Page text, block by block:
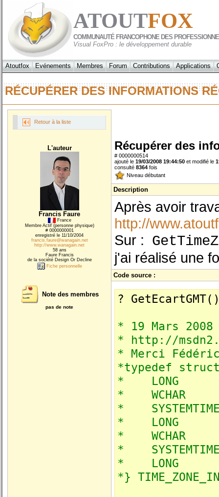
ATOUTFOX
COMMUNAUTÉ FRANCOPHONE DES
Visual FoxPro : le développement durable
Atoutfox Evénements Membres Forum Contributions Applications
RÉCUPÉRER DES INFORMATIONS
Retour à la liste
L'auteur
Francis Faure
France
Membre Actif (personne physique)
# 0000000001
enregistré le 11/10/2004
francis.faure@wanagain.net
http://www.wanagain.net
58 ans
Faure Francis
de la société Design Or Decline
Fiche personnelle
Note des membres
pas de note
Récupérer des
# 0000000514
ajouté le 19/03/2008 19:44:50 et modifié le
consulté 8364 fois
Niveau débutant
Description
Après avoir
http://
Sur :
j'ai réalisé une
Code source :
?
* 19 Mars
* http://
* Merci
*typedef struct
*
* WCHAR
*
* LONG
* WCHAR
*
* LONG
*}